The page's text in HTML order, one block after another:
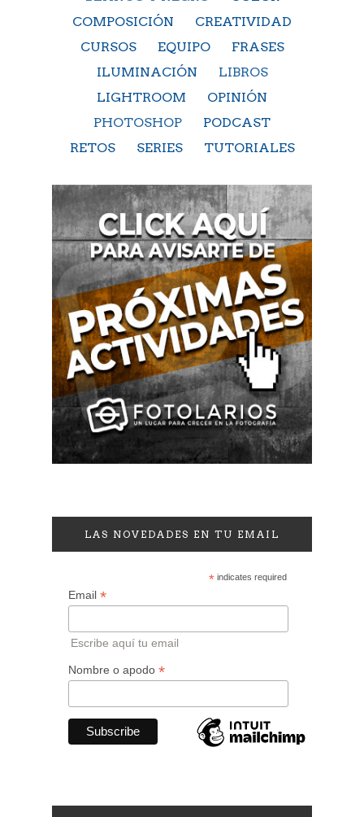
COMPOSICIÓN
CREATIVIDAD
CURSOS
EQUIPO
FRASES
ILUMINACIÓN
LIBROS
LIGHTROOM
OPINIÓN
PHOTOSHOP
PODCAST
RETOS
SERIES TUTORIALES
LAS NOVEDADES EN TU EMAIL
*indicates required
Email *
Escribe aquí tu email
Nombre o apodo *